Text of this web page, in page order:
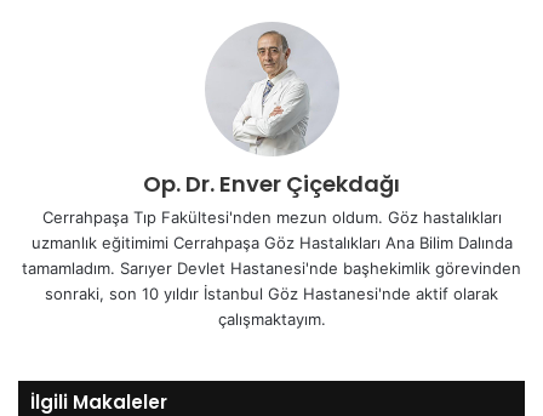
Op. Dr. Enver Çiçekdağı
Cerrahpaşa Tıp Fakültesi'nden mezun oldum. Göz hastalıkları
uzmanlık eğitimimi Cerrahpaşa Göz Hastalıkları Ana Bilim Dalında
tamamladım. Sarıyer Devlet Hastanesi'nde başhekimlik görevinden
sonraki, son 10 yıldır İstanbul Göz Hastanesi'nde aktif olarak
çalışmaktayım.
İlgili Makaleler